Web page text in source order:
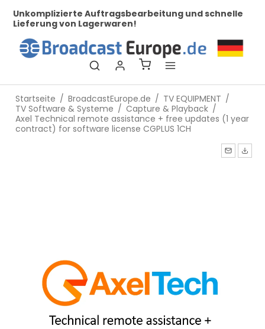
Unkomplizierte Auftragsbearbeitung und schnelle
Lieferung von Lagerwaren!
Startseite / BroadcastEurope.de / TV EQUIPMENT /
TV Software & Systeme / Capture & Playback /
Axel Technical remote assistance + free updates (1 year
contract) for software license CGPLUS 1CH